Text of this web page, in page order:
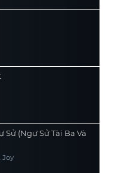
Sử (Ngự Sử Tài Ba Và
Joy